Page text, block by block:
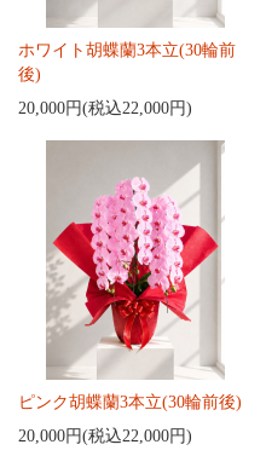
ホワイト胡蝶蘭3本立(30輪前
後)
20,000円(税込22,000円)
ピンク胡蝶蘭3本立(30輪前後)
20,000円(税込22,000円)